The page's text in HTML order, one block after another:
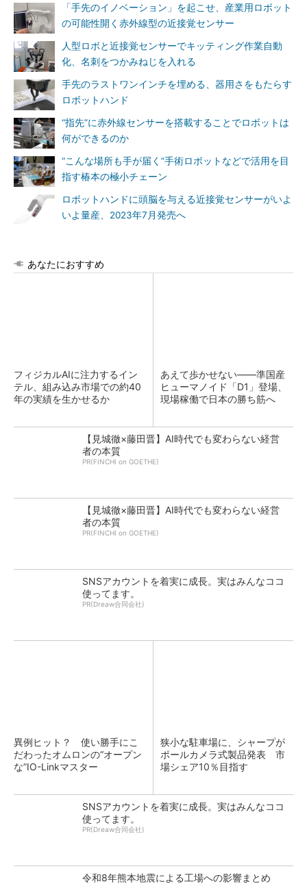
「手先のイノベーション」を起こせ、産業用ロボット
の可能性開く赤外線型の近接覚センサー
人型ロボと近接覚センサーでキッティング作業自動
化、名刺をつかみねじを入れる
手先のラストワンインチを埋める、器用さをもたらす
ロボットハンド
“指先”に赤外線センサーを搭載することでロボットは
何ができるのか
“こんな場所も手が届く”手術ロボットなどで活用を目
指す椿本の極小チェーン
ロボットハンドに頭脳を与える近接覚センサーがいよ
いよ量産、2023年7月発売へ
あなたにおすすめ
フィジカルAIに注力するイン
テル、組み込み市場での約40
年の実績を生かせるか
あえて歩かせない――準国産
ヒューマノイド「D1」登場、
現場稼働で日本の勝ち筋へ
【見城徹×藤田晋】AI時代でも変わらない経営
者の本質
PR(FINCHI on GOETHE)
【見城徹×藤田晋】AI時代でも変わらない経営
者の本質
PR(FINCHI on GOETHE)
SNSアカウントを着実に成長。実はみんなココ
使ってます。
PR(Dreaw合同会社)
異例ヒット？ 使い勝手にこ
だわったオムロンの“オープン
な”IO-Linkマスター
狭小な駐車場に、シャープが
ポールカメラ式製品発表 市
場シェア10％目指す
SNSアカウントを着実に成長。実はみんなココ
使ってます。
PR(Dreaw合同会社)
令和8年熊本地震による工場への影響まとめ